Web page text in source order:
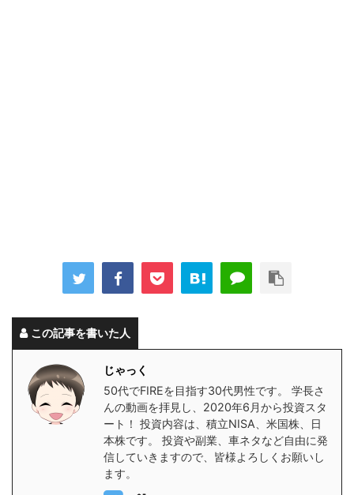
この記事を書いた人
じゃっく
50代でFIREを目指す30代男性です。 学長さ
んの動画を拝見し、2020年6月から投資スタ
ート！ 投資内容は、積立NISA、米国株、日
本株です。 投資や副業、車ネタなど自由に発
信していきますので、皆様よろしくお願いし
ます。